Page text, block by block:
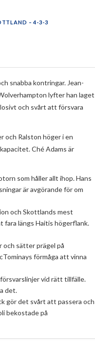
– 4-3-3
snabba kontringar. Jean-
lyfter han laget
och svårt att försvara
och Ralston höger i en
Ché Adams är
som håller allt ihop. Hans
är avgörande för om
och Skottlands mest
fara längs Haitis högerflank.
och sätter prägel på
förmåga att vinna
vid rätt tillfälle.
det.
gör det svårt att passera och
bekostade på